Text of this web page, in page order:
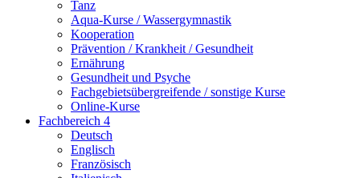
Tanz
Aqua-Kurse / Wassergymnastik
Kooperation
Prävention / Krankheit / Gesundheit
Ernährung
Gesundheit und Psyche
Fachgebietsübergreifende / sonstige Kurse
Online-Kurse
Fachbereich 4
Deutsch
Englisch
Französisch